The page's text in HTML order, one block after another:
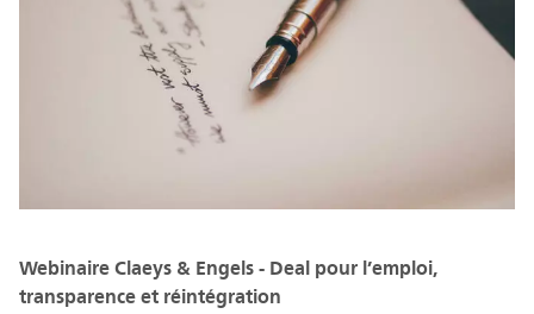
Webinaire Claeys & Engels - Deal pour l’emploi,
transparence et réintégration